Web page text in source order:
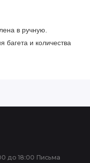
в ручную.
багета и количества
до 18:00 Письма